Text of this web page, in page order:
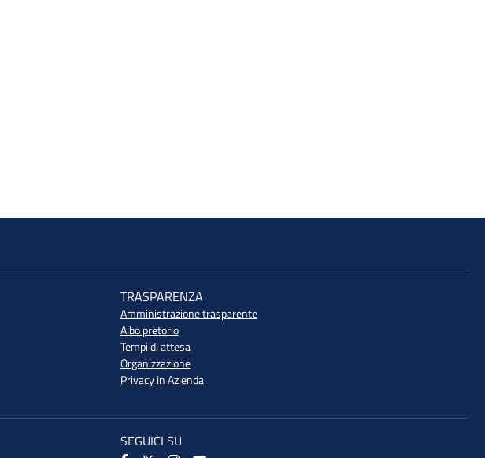
TRASPARENZA
Amministrazione trasparente
Albo pretorio
Tempi di attesa
Organizzazione
Privacy in Azienda
SEGUICI SU